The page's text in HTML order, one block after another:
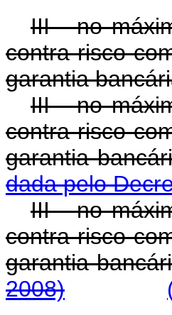
III - no
contra risco
garantia
III - no
contra risco
garantia
dada pelo
III - no
contra risco
garantia
2008)